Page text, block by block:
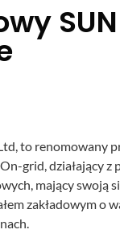
to renomowany
grid, działający z
mający swoją
zakładowym o